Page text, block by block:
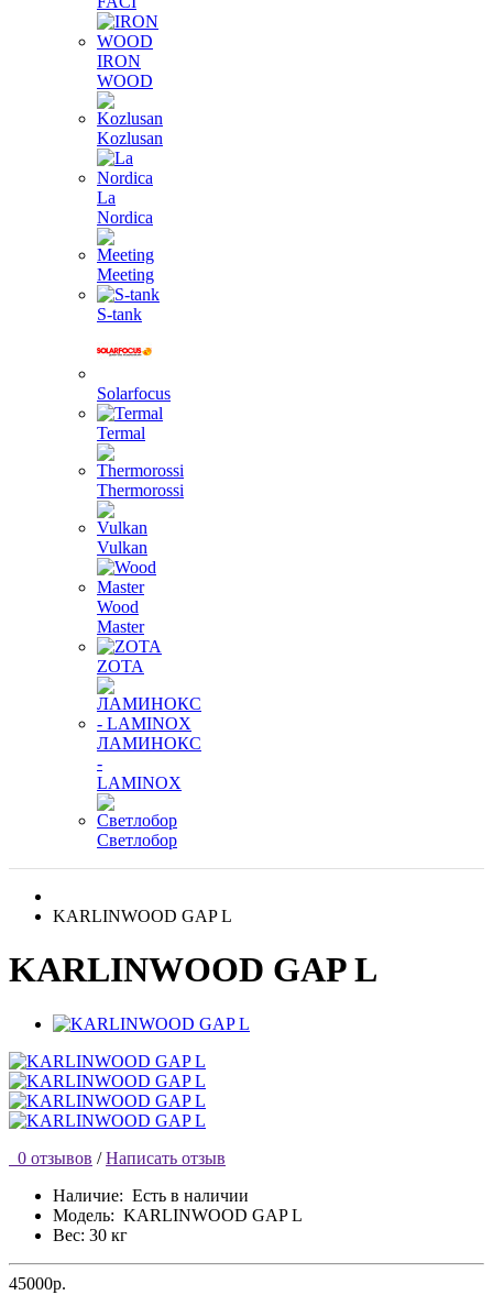
IRON
WOOD
Kozlusan
La
Nordica
Meeting
S-tank
Solarfocus
Termal
Thermorossi
Vulkan
Wood
Master
ZOTA
ЛАМИНОКС
-
LAMINOX
Светлобор
KARLINWOOD GAP L
KARLINWOOD GAP L
0 отзывов / Написать отзыв
Наличие: Есть в наличии
Модель: KARLINWOOD GAP L
Вес: 30 кг
45000р.